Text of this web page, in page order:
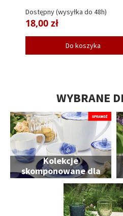
Dostępny (wysyłka do 48h)
18,00 zł
Do koszyka
WYBRANE
Kolekcje
skomponowane dla
Ciebie